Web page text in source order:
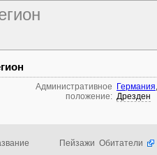
Административное
положение:
Германия
Дрезден
Пейзажи Обитатели